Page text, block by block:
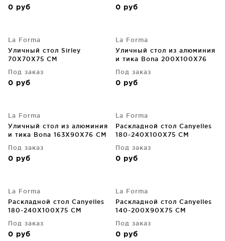
0 руб 0 руб
La Forma
Уличный стол Sirley
70X70X75 CM
Под заказ
0 руб
La Forma
Уличный стол из алюминия
и тика Bona 200X100X76
Под заказ
0 руб
La Forma
Уличный стол из алюминия
и тика Bona 163X90X76 CM
Под заказ
0 руб
La Forma
Раскладной стол Canyelles
180-240X100X75 CM
Под заказ
0 руб
La Forma
Раскладной стол Canyelles
180-240X100X75 CM
Под заказ
0 руб
La Forma
Раскладной стол Canyelles
140-200X90X75 CM
Под заказ
0 руб